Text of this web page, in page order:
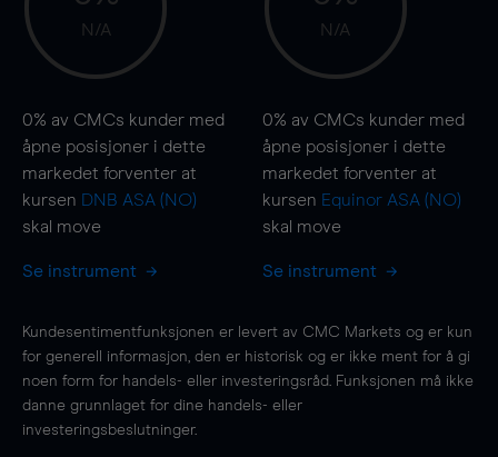
N/A
0% av CMCs kunder med
åpne posisjoner i dette
markedet forventer at
kursen DNB ASA (NO)
skal move
Se instrument
N/A
0% av CMCs kunder med
åpne posisjoner i dette
markedet forventer at
kursen Equinor ASA (NO)
skal move
Se instrument
Kundesentimentfunksjonen er levert av CMC Markets og er kun
for generell informasjon, den er historisk og er ikke ment for å gi
noen form for handels- eller investeringsråd. Funksjonen må ikke
danne grunnlaget for dine handels- eller
investeringsbeslutninger.